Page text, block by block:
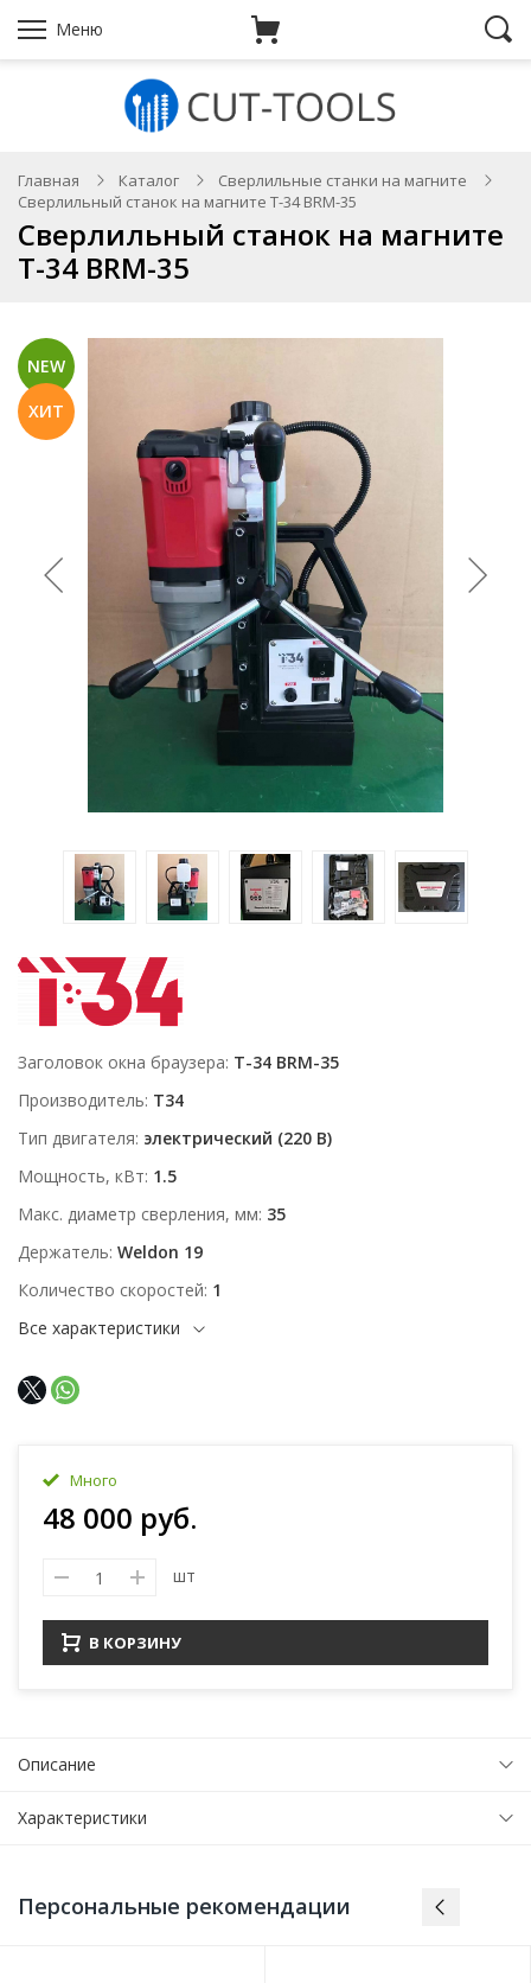
Меню
Главная Каталог
Сверлильные станки на магните
Сверлильный станок на магните T-34 BRM-35
Сверлильный станок на магните
T-34 BRM-35
NEW
ХИТ
Заголовок окна браузера T-34 BRM-35
Производитель T34
Тип двигателя электрический (220 В)
Мощность, кВт 1.5
Макс. диаметр сверления, мм 35
Держатель Weldon 19
Количество скоростей 1
Все характеристики
Много
48 000 руб.
шт
В КОРЗИНУ
Описание
Характеристики
Персональные рекомендации